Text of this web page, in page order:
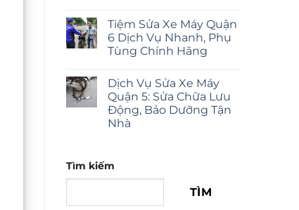
Tiệm Sửa Xe Máy Quận
6 Dịch Vụ Nhanh, Phụ
Tùng Chính Hãng
Dịch Vụ Sửa Xe Máy
Quận 5: Sửa Chữa Lưu
Động, Bảo Dưỡng Tận
Nhà
Tìm kiếm
TÌM